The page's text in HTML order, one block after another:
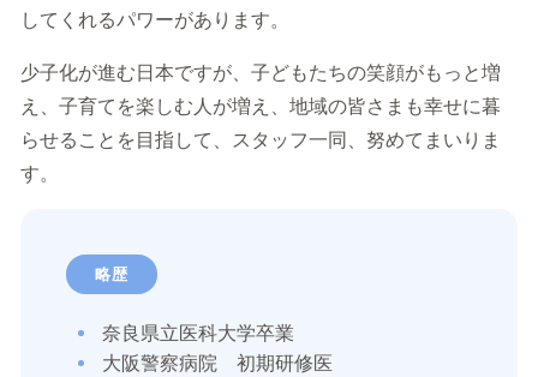
してくれるパワーがあります。
少子化が進む日本ですが、子どもたちの笑顔がもっと増
え、子育てを楽しむ人が増え、地域の皆さまも幸せに暮
らせることを目指して、スタッフ一同、努めてまいりま
す。
略歴
奈良県立医科大学卒業
大阪警察病院 初期研修医